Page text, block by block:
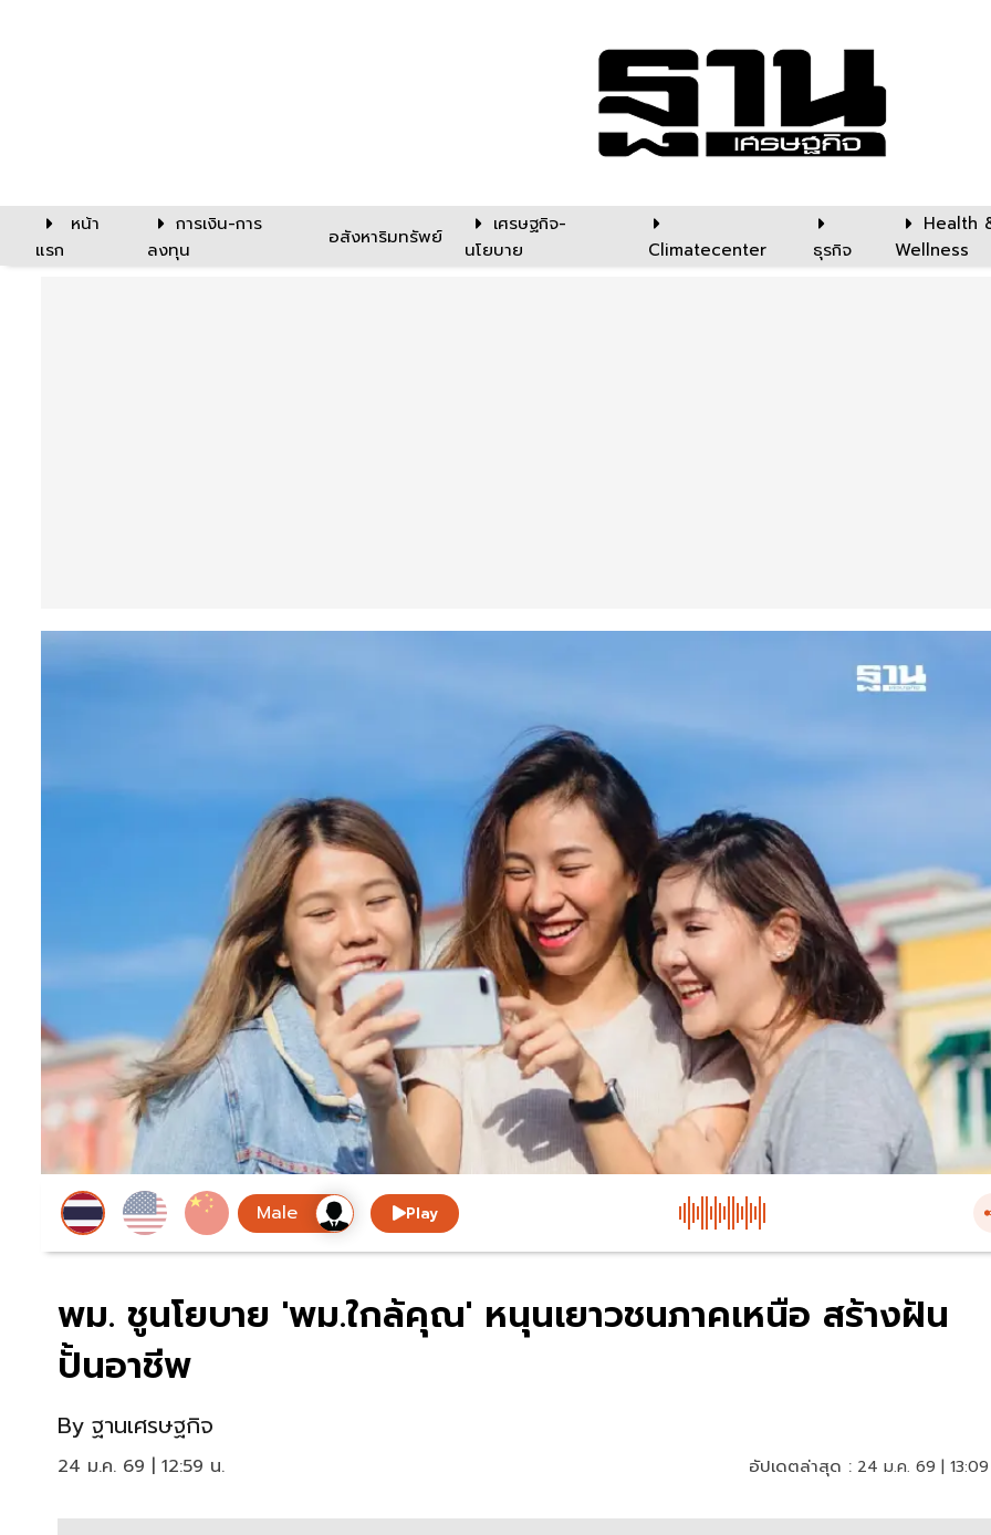
หน้า
แรก
การเงิน-การ
ลงทุน
อสังหาริมทรัพย์
เศรษฐกิจ-
นโยบาย
Climatecenter ธุรกิจ
Health
Wellness
Play
พม. ชูนโยบาย 'พม.ใกล้คุณ' หนุนเยาวชนภาคเหนือ สร้างฝัน
ปั้นอาชีพ
By ฐานเศรษฐกิจ
24 ม.ค. 69 | 12:59 น. อัปเดตล่าสุด : 24 ม.ค. 69 |